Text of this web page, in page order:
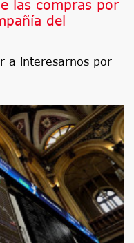
las compras por
del
a interesarnos por